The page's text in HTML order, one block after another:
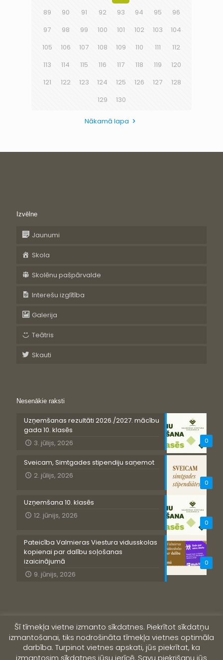
89
90 91 92 93 94 95
96
97
98 99 100 101 102 103
104
105
106 107 108 109 110 111
112
113
114 115 116 117 118 119
120
121
122 123 124 125 126 127
128
129
130
Nākamā lapa
Izvēlne
Jaunumi
Skola
Skolēnu pašpārvalde
Interešu izglītība
Galerija
Teātris
Skauti
Nesenākie raksti
0
Uzņemšanas rezultāti 2026./2027. mācību
gada 10. klasēs
3. jūlijs, 2026
0
Sveicam, Simtgades stipendiju saņemot
2. jūlijs, 2026
0
Uzņemšana 10. klasēs
12. jūnijs, 2026
0
Pateicība Valmieras Viestura vidusskolas
kopienai par dalību soļošanas
izaicinājumā
9. jūnijs, 2026
Šī tīmekļa vietne izmanto sīkdatnes. Piekrītot sīkdatņu
izmantošanai, tiks nodrošināta tīmekļa vietnes optimāla
darbība. Turpinot vietnes apskati, jūs piekrītat, ka
izmantosim sīkdatnes jūsu ierīcē. Savu piekrišanu jūs